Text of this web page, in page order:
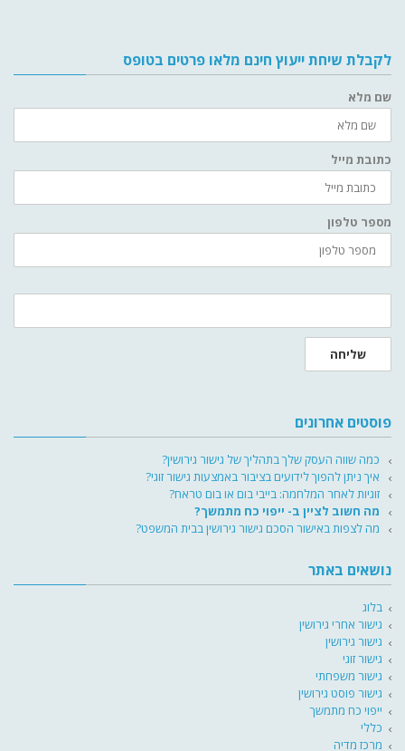
לקבלת שיחת ייעוץ חינם מלאו פרטים בטופס
שם מלא
כתובת מייל
מספר טלפון
שליחה
פוסטים אחרונים
כמה שווה העסק שלך בתהליך של גישור גירושין?
איך ניתן להפוך לידועים בציבור באמצעות גישור זוגי?
זוגיות לאחר המלחמה: בייבי בום או בום טראח?
מה חשוב לציין ב- ייפוי כח מתמשך?
מה לצפות באישור הסכם גישור גירושין בבית המשפט?
נושאים באתר
בלוג
גישור אחרי גירושין
גישור גירושין
גישור זוגי
גישור משפחתי
גישור פוסט גירושין
ייפוי כח מתמשך
כללי
מרכז מדיה